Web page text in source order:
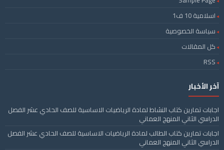
اسلامية 10 ف1
سياسة الخصوصية
كل المقالات
RSS
آخر الأخبار
اجابات تمارين كتاب النشاط لمادة الرياضيات الاساسية للصف الحادي عشر الفصل
الدراسي الثاني المنهج العماني
اجابات تمارين كتاب الطالب لمادة الرياضيات الاساسية للصف الحادي عشر الفصل
الدراسي الثاني المنهج العماني